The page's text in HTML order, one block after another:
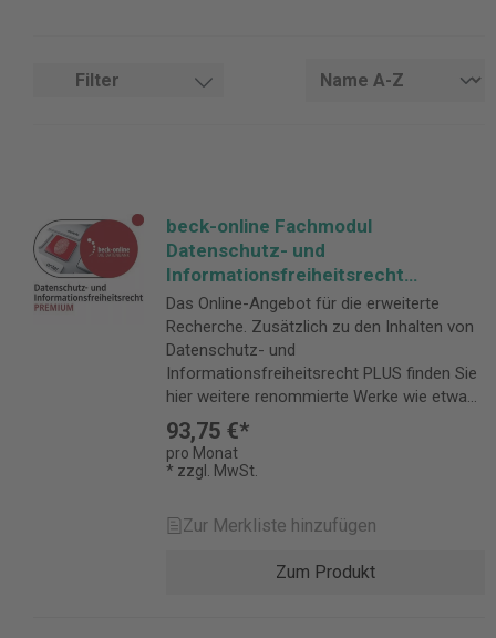
Filter
beck-online Fachmodul
Datenschutz- und
Informationsfreiheitsrecht
PREMIUM - Vorzugspreis davit
Das Online-Angebot für die erweiterte
Recherche. Zusätzlich zu den Inhalten von
Datenschutz- und
Informationsfreiheitsrecht PLUS finden Sie
hier weitere renommierte Werke wie etwa
Ehmann/Selmayr, Datenschutz-
Grundverordnung oder v.d. Bussche/Voigt,
Konzerndatenschutz. Dazu vieles, was die
Rechtsprechung in Hülle und Fülle,
sorgfältig aktualisierte Gesetzestexte und
Unternehmenspraxis. Folgende Inhalte sind
93,75 €*
pro Monat
* zzgl. MwSt.
Zur Merkliste hinzufügen
Zum Produkt